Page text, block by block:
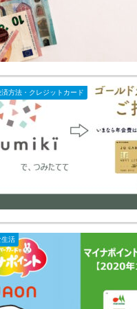
済方法・クレジットカード
生活